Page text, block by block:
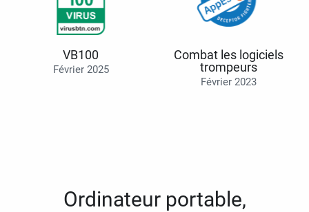
VB100
Février 2025
Combat les logiciels
trompeurs
Février 2023
Ordinateur portable,